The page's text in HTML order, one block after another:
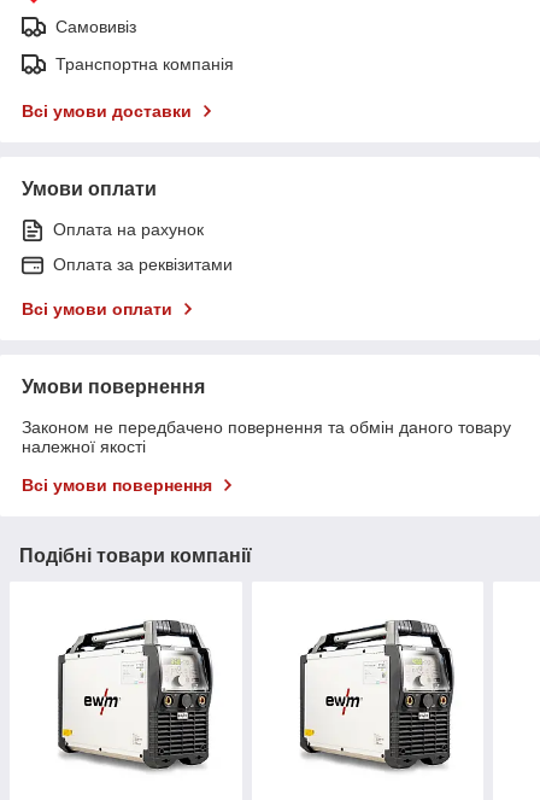
Самовивіз
Транспортна компанія
Всі умови доставки
Умови оплати
Оплата на рахунок
Оплата за реквізитами
Всі умови оплати
Умови повернення
Законом не передбачено повернення та обмін даного товару
належної якості
Всі умови повернення
Подібні товари компанії